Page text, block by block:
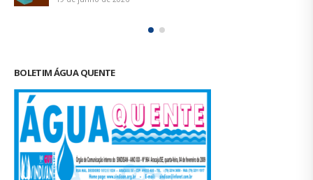
BOLETIM ÁGUA QUENTE